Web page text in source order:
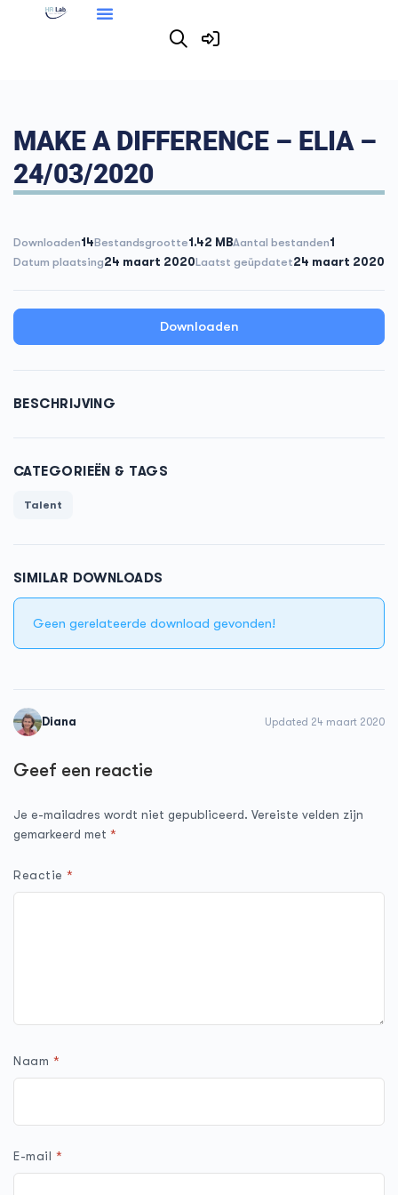
MAKE A DIFFERENCE – ELIA –
24/03/2020
Downloaden14Bestandsgrootte1.42 MBAantal bestanden1
Datum plaatsing24 maart 2020Laatst geüpdatet24 maart 2020
Downloaden
BESCHRIJVING
CATEGORIEËN & TAGS
Talent
SIMILAR DOWNLOADS
Geen gerelateerde download gevonden!
Diana Updated 24 maart 2020
Geef een reactie
Je e-mailadres wordt niet gepubliceerd. Vereiste velden zijn
gemarkeerd met *
Reactie*
Naam *
E-mail *